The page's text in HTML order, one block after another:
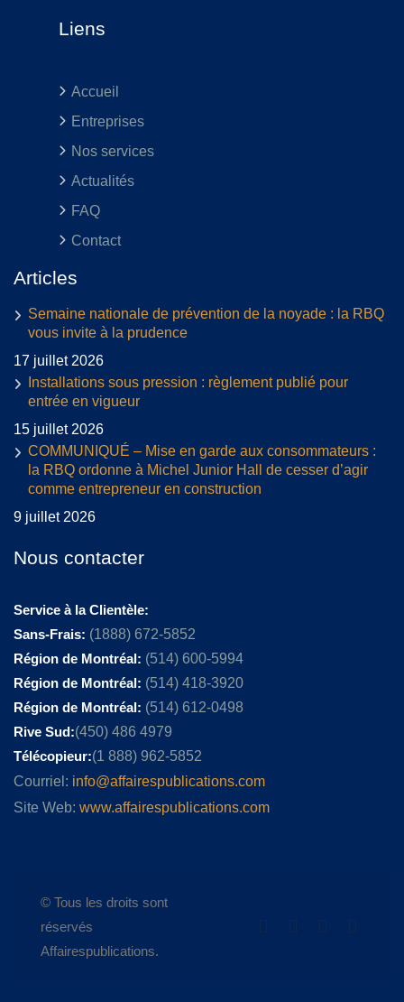
Liens
Accueil
Entreprises
Nos services
Actualités
FAQ
Contact
Articles
Semaine nationale de prévention de la noyade : la RBQ
vous invite à la prudence
17 juillet 2026
Installations sous pression : règlement publié pour
entrée en vigueur
15 juillet 2026
COMMUNIQUÉ – Mise en garde aux consommateurs :
la RBQ ordonne à Michel Junior Hall de cesser d’agir
comme entrepreneur en construction
9 juillet 2026
Nous contacter
Service à la Clientèle:
Sans-Frais: (1888) 672-5852
Région de Montréal: (514) 600-5994
Région de Montréal: (514) 418-3920
Région de Montréal: (514) 612-0498
Rive Sud:(450) 486 4979
Télécopieur:(1 888) 962-5852
Courriel: info@affairespublications.com
Site Web: www.affairespublications.com
© Tous les droits sont
réservés
Affairespublications.